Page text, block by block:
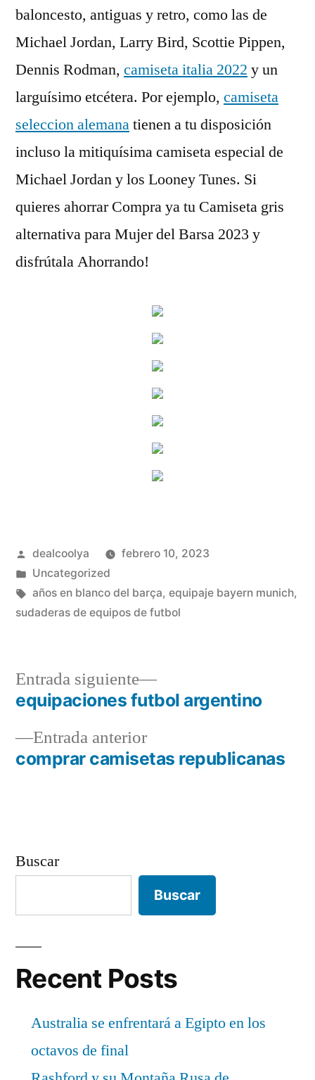
baloncesto, antiguas y retro, como las de
Michael Jordan, Larry Bird, Scottie Pippen,
Dennis Rodman, camiseta italia 2022 y un
larguísimo etcétera. Por ejemplo, camiseta
seleccion alemanatienen a tu disposición
incluso la mitiquísima camiseta especial de
Michael Jordan y los Looney Tunes. Si
quieres ahorrar Compra ya tu Camiseta gris
alternativa para Mujer del Barsa 2023 y
disfrútala Ahorrando!
Publicado
por
dealcoolya
febrero 10, 2023
Publicado
en
Uncategorized
Etiquetas:
años en blanco del barça, equipaje bayern munich,
sudaderas de equipos de futbol
Navegación
de
entradas
Entrada anteriorEntrada
anterior:
comprar camisetas republicanas
Entrada siguiente
Entrada
siguiente:
equipaciones futbol argentino
Buscar
Buscar
Recent Posts
Australia se enfrentará a Egipto en los
octavos de final